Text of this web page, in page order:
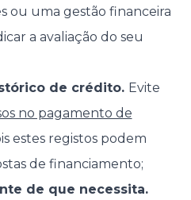
ou uma gestão financeira
a avaliação do seu
de crédito. Evite
no pagamento de
estes registos podem
de financiamento;
de que necessita.